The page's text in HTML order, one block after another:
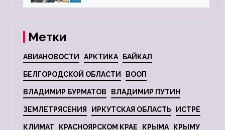
Метки
АВИАНОВОСТИ АРКТИКА БАЙКАЛ
БЕЛГОРОДСКОЙ ОБЛАСТИ ВООП
ВЛАДИМИР БУРМАТОВ ВЛАДИМИР ПУТИН
ЗЕМЛЕТРЯСЕНИЯ ИРКУТСКАЯ ОБЛАСТЬ ИСТРЕ
КЛИМАТ КРАСНОЯРСКОМ КРАЕ КРЫМА КРЫМУ